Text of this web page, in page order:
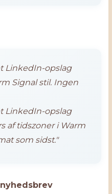
LinkedIn-opslag
Signal stil. Ingen
LinkedIn-opslag
af tidszoner i Warm
som sidst."